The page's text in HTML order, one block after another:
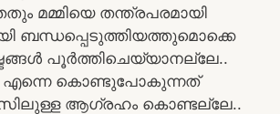
മമ്മിയെ തന്ത്രപരമായി
ബന്ധപ്പെടുത്തിയത്തുമൊക്കെ
പൂർത്തിചെയ്യാനല്ലേ..
എന്നെ കൊണ്ടുപോകുന്നത്
ആഗ്രഹം കൊണ്ടല്ലേ..